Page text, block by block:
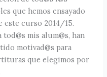
que hemos ensayado
este curso 2014/15.
mis alum@s, han
motivad@s para
que elegimos por